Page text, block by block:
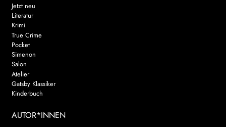
Jetzt neu
Literatur
Krimi
True Crime
Pocket
Simenon
Salon
Atelier
Gatsby Klassiker
Kinderbuch
AUTOR*INNEN